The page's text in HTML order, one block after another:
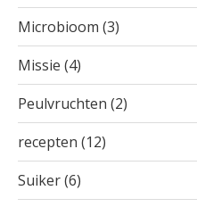
Microbioom (3)
Missie (4)
Peulvruchten (2)
recepten (12)
Suiker(6)